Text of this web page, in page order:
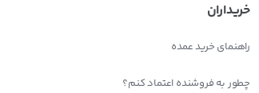
خریداران
راهنمای خرید عمده
چطور به فروشنده اعتماد کنم؟